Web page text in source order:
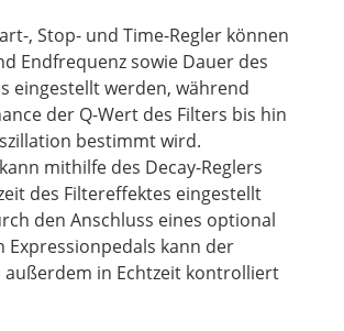
, Stop- und Time-Regler können
Endfrequenz sowie Dauer des
eingestellt werden, während
der Q-Wert des Filters bis hin
bestimmt wird.
mithilfe des Decay-Reglers
des Filtereffektes eingestellt
den Anschluss eines optional
Expressionpedals kann der
außerdem in Echtzeit kontrolliert